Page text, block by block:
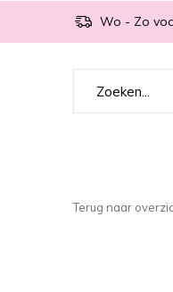
Wo - Zo
Terug naar